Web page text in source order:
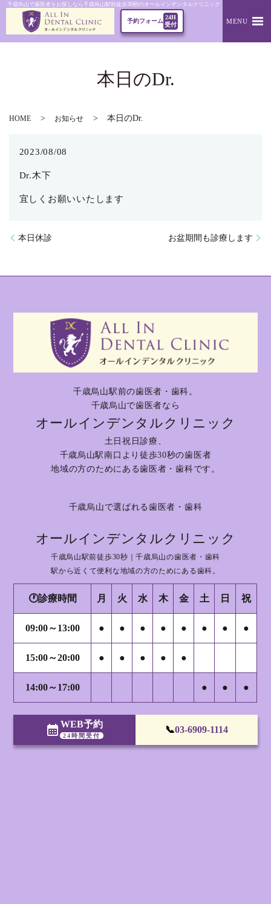
千歳烏山で歯医者をお探しなら千歳烏山駅前徒歩30秒のオールインデンタルクリニック｜本日のDr.
予約フォーム
24H
受付
MENU
本日のDr.
HOME お知らせ 本日のDr.
2023/08/08
Dr.木下
宜しくお願いいたします
本日休診 お盆期間も診療します
千歳烏山駅前の歯医者・歯科。
千歳烏山で歯医者なら
オールインデンタルクリニック
土日祝日診療、
千歳烏山駅南口より徒歩30秒の歯医者
地域の方のためにある歯医者・歯科です。
千歳烏山で選ばれる歯医者・歯科
オールインデンタルクリニック
千歳烏山駅前徒歩30秒｜千歳烏山の歯医者・歯科
駅から近くて便利な地域の方のためにある歯科。
🕐診療時間 月 火 水 木 金 土 日 祝
09:00～13:00 ● ● ● ● ● ● ● ●
15:00～20:00 ● ● ● ● ●
14:00～17:00 ● ● ●
calendar_month WEB予約
24時間受付
📞03-6909-1114